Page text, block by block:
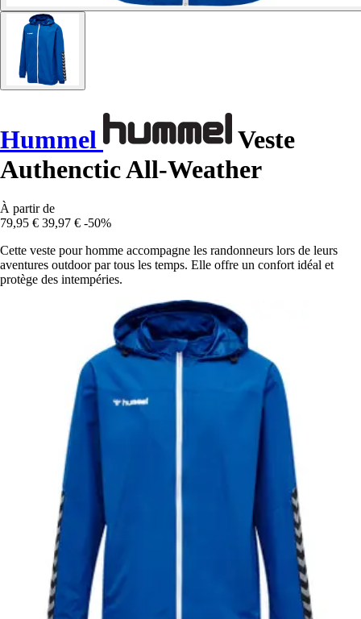
Hummel
Veste
Authenctic All-Weather
À partir de
79,95 € 39,97 € -50%
Cette veste pour homme accompagne les randonneurs lors de leurs
aventures outdoor par tous les temps. Elle offre un confort idéal et
protège des intempéries.